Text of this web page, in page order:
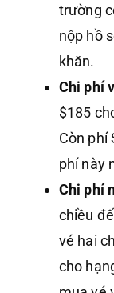
trường
nộp hồ
khăn.
Chi phí
$185
Còn phí
phí này
Chi phí
chiều
vé hai
cho